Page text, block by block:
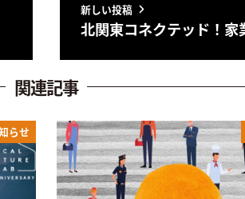
新しい投稿
北関東コネクテッド！
関連記事
らせ